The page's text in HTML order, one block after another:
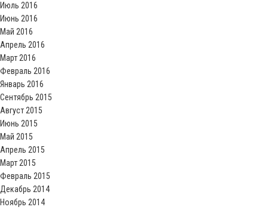
Июль 2016
Июнь 2016
Май 2016
Апрель 2016
Март 2016
Февраль 2016
Январь 2016
Сентябрь 2015
Август 2015
Июнь 2015
Май 2015
Апрель 2015
Март 2015
Февраль 2015
Декабрь 2014
Ноябрь 2014